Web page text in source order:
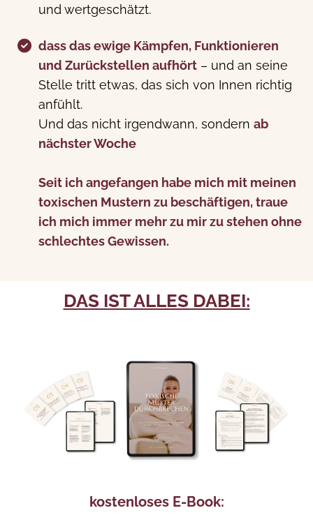
und wertgeschätzt.
dass das ewige Kämpfen, Funktionieren
und Zurückstellen aufhört – und an seine
Stelle tritt etwas, das sich von Innen richtig
anfühlt.
Und das nicht irgendwann, sondern ab
nächster Woche
Seit ich angefangen habe mich mit meinen
toxischen Mustern zu beschäftigen, traue
ich mich immer mehr zu mir zu stehen ohne
schlechtes Gewissen.
DAS IST ALLES DABEI:
kostenloses E-Book: